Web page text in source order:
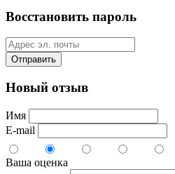
Восстановить пароль
Отправить
Новый отзыв
Имя
E-mail
Ваша оценка